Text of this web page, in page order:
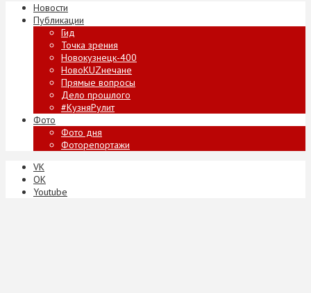
Новости
Публикации
Гид
Точка зрения
Новокузнецк-400
НовоKUZнечане
Прямые вопросы
Дело прошлого
#КузняРулит
Фото
Фото дня
Фоторепортажи
VK
ОК
Youtube